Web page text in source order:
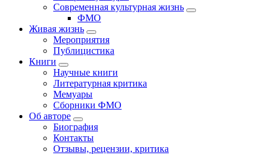
Современная культурная жизнь
ФМО
Живая жизнь
Мероприятия
Публицистика
Книги
Научные книги
Литературная критика
Мемуары
Сборники ФМО
Об авторе
Биография
Контакты
Отзывы, рецензии, критика